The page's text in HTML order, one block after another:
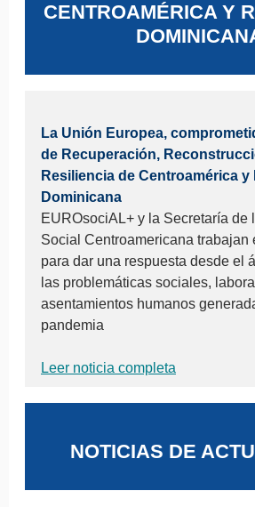
CENTROAMÉRICA Y
La Unión Europea,
de Recuperación,
Resiliencia de Centroamérica y
Dominicana
EUROsociAL+ y la Secretaría de
Social Centroamericana trabajan
para dar una respuesta desde el
las problemáticas sociales,
asentamientos humanos
pandemia
Leer noticia completa
NOTICIAS DE